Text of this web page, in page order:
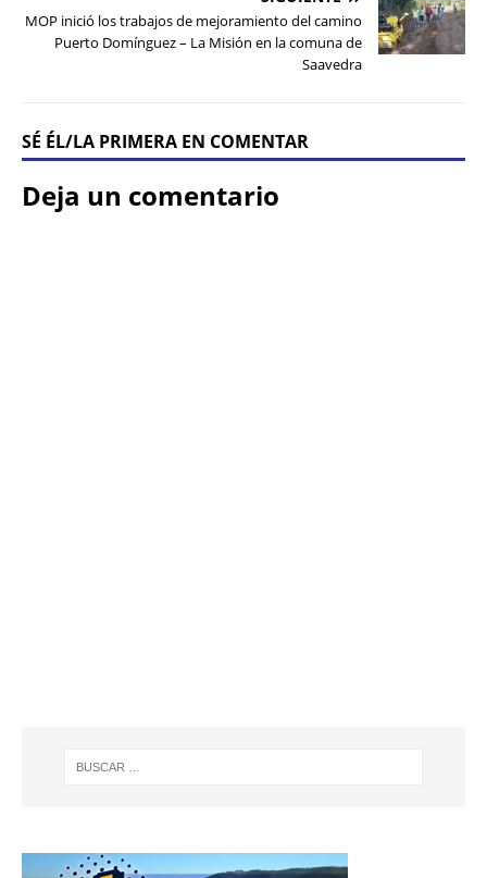
MOP inició los trabajos de mejoramiento del camino
Puerto Domínguez – La Misión en la comuna de
Saavedra
SÉ ÉL/LA PRIMERA EN COMENTAR
Deja un comentario